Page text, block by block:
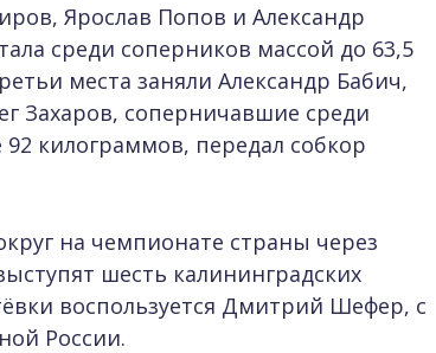
Ярослав Попов и Александр
среди соперников массой до 63,5
места заняли Александр Бабич,
Захаров, соперничавшие среди
килограммов, передал собкор
на чемпионате страны через
шесть калининградских
воспользуется Дмитрий Шефер, с
России.